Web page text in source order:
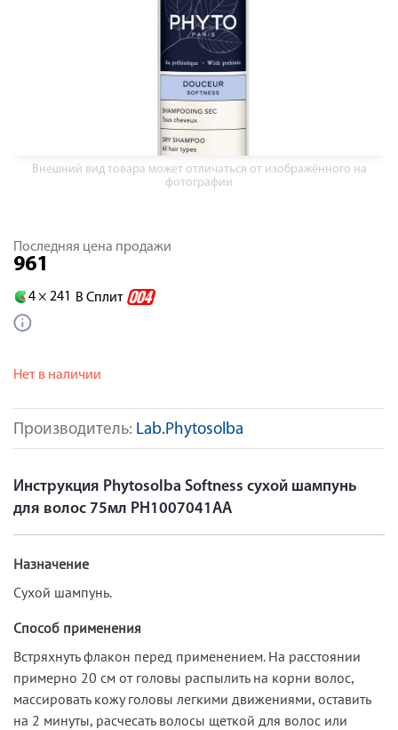
Внешний вид товара может отличаться от изображённого на
фотографии
Производитель: Lab.Phytosolba
Последняя цена продажи
961
4 × 241 В Сплит
Нет в наличии
Инструкция Phytosolba Softness сухой шампунь
для волос 75мл PH1007041AA
Назначение
Сухой шампунь.
Способ применения
Встряхнуть флакон перед применением. На расстоянии
примерно 20 см от головы распылить на корни волос,
массировать кожу головы легкими движениями, оставить
на 2 минуты, расчесать волосы щеткой для волос или